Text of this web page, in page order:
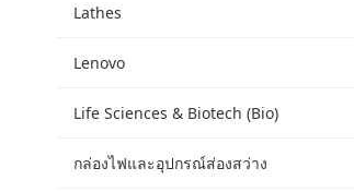
Lathes
Lenovo
Life Sciences & Biotech (Bio)
กล่องไฟและอุปกรณ์ส่องสว่าง